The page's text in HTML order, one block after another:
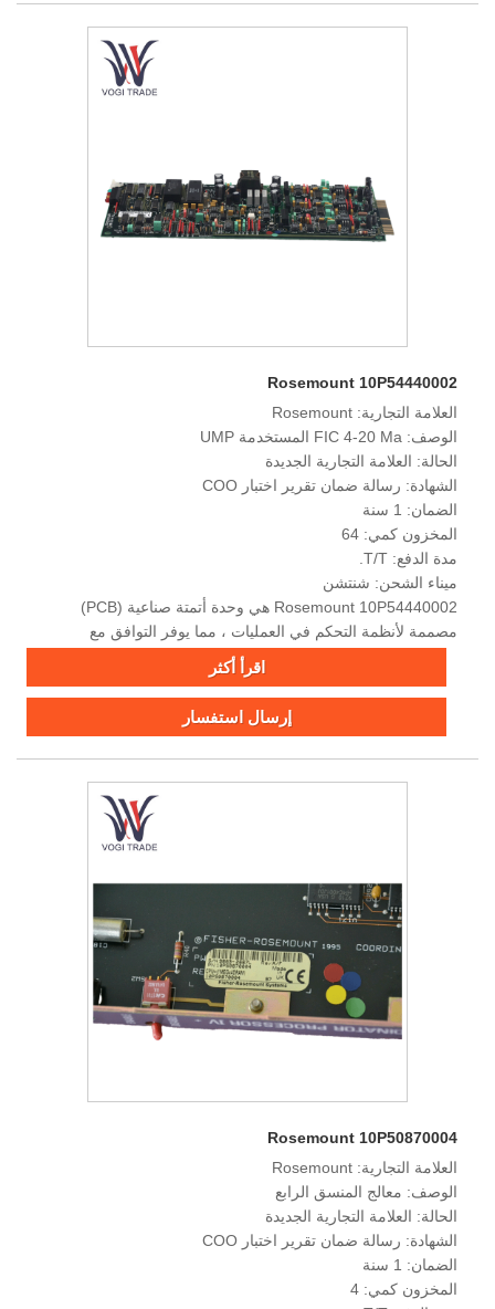
Rosemount 10P54440002
العلامة التجارية: Rosemount
الوصف: FIC 4-20 Ma المستخدمة UMP
الحالة: العلامة التجارية الجديدة
الشهادة: رسالة ضمان تقرير اختبار COO
الضمان: 1 سنة
المخزون كمي: 64
مدة الدفع: T/T.
ميناء الشحن: شنتشن
Rosemount 10P54440002 هي وحدة أتمتة صناعية (PCB)
مصممة لأنظمة التحكم في العمليات ، مما يوفر التوافق مع
اقرأ أكثر
إرسال استفسار
Rosemount 10P50870004
العلامة التجارية: Rosemount
الوصف: معالج المنسق الرابع
الحالة: العلامة التجارية الجديدة
الشهادة: رسالة ضمان تقرير اختبار COO
الضمان: 1 سنة
المخزون كمي: 4